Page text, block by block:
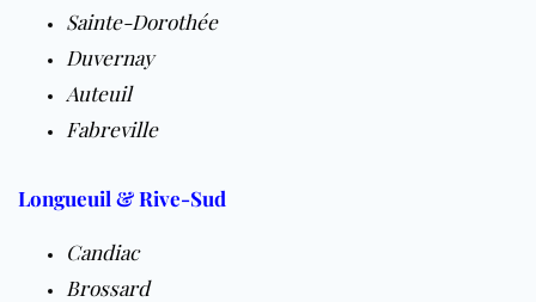
Sainte-Dorothée
Duvernay
Auteuil
Fabreville
Longueuil & Rive-Sud
Candiac
Brossard